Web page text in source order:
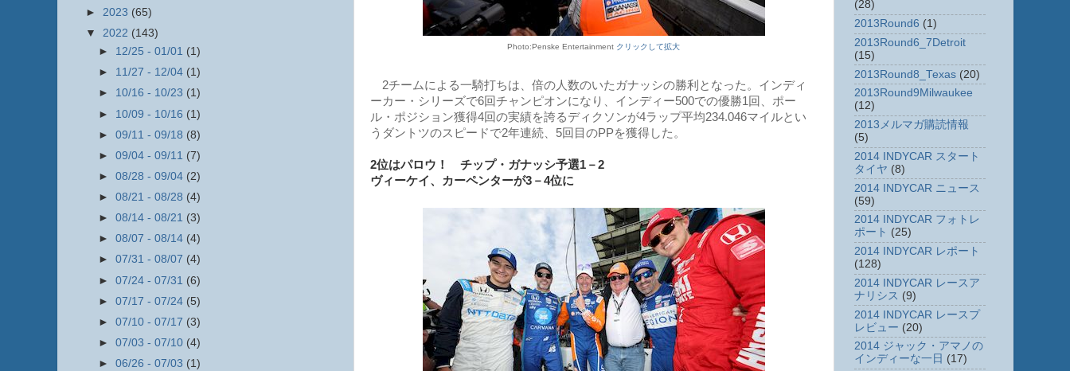
Photo:Penske Entertainment クリックして拡大
2チームによる一騎打ちは、倍の人数のいたガナッシの勝利となった。インディ
ーカー・シリーズで6回チャンピオンになり、インディー500での優勝1回、ポー
ル・ポジション獲得4回の実績を誇るディクソンが4ラップ平均234.046マイルとい
うダントツのスピードで2年連続、5回目のPPを獲得した。
2位はパロウ！ チップ・ガナッシ予選1－2
ヴィーケイ、カーペンターが3－4位に
► 2023 (65)
▼ 2022 (143)
► 12/25 - 01/01 (1)
► 11/27 - 12/04 (1)
► 10/16 - 10/23 (1)
► 10/09 - 10/16 (1)
► 09/11 - 09/18 (8)
► 09/04 - 09/11 (7)
► 08/28 - 09/04 (2)
► 08/21 - 08/28 (4)
► 08/14 - 08/21 (3)
► 08/07 - 08/14 (4)
► 07/31 - 08/07 (4)
► 07/24 - 07/31 (6)
► 07/17 - 07/24 (5)
► 07/10 - 07/17 (3)
► 07/03 - 07/10 (4)
► 06/26 - 07/03 (1)
(28)
2013Round6 (1)
2013Round6_7Detroit
(15)
2013Round8_Texas (20)
2013Round9Milwaukee
(12)
2013メルマガ購読情報
(5)
2014 INDYCAR スタート
タイヤ (8)
2014 INDYCAR ニュース
(59)
2014 INDYCAR フォトレ
ポート (25)
2014 INDYCAR レポート
(128)
2014 INDYCAR レースア
ナリシス (9)
2014 INDYCAR レースプ
レビュー (20)
2014 ジャック・アマノの
インディーな一日 (17)